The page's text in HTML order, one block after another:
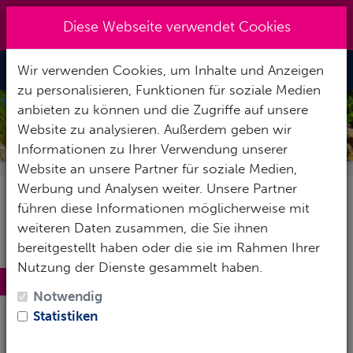
info@tauchzentrale.de
Toggle
SEYCHELLEN
Nicht nur ein anderer Ort, sondern eine ganz andere
Diese Webseite verwendet Cookies
Wir verwenden Cookies, um Inhalte und Anzeigen
zu personalisieren, Funktionen für soziale Medien
anbieten zu können und die Zugriffe auf unsere
Website zu analysieren. Außerdem geben wir
Informationen zu Ihrer Verwendung unserer
Website an unsere Partner für soziale Medien,
Werbung und Analysen weiter. Unsere Partner
führen diese Informationen möglicherweise mit
weiteren Daten zusammen, die Sie ihnen
bereitgestellt haben oder die sie im Rahmen Ihrer
Nutzung der Dienste gesammelt haben.
Notwendig
Statistiken